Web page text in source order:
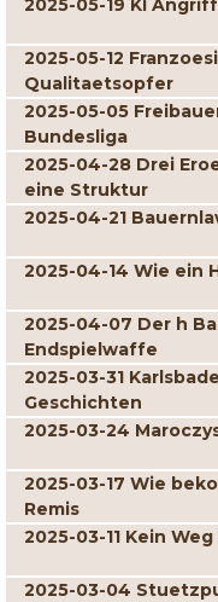
2025-05-19 KI Angriff
2025-05-12
Qualitaetsopfer
2025-05-05
Bundesliga
2025-04-28 Drei
eine Struktur
2025-04-21
2025-04-14 Wie ein
2025-04-07 Der h
Endspielwaffe
2025-03-31
Geschichten
2025-03-24
2025-03-17 Wie
Remis
2025-03-11 Kein
2025-03-04